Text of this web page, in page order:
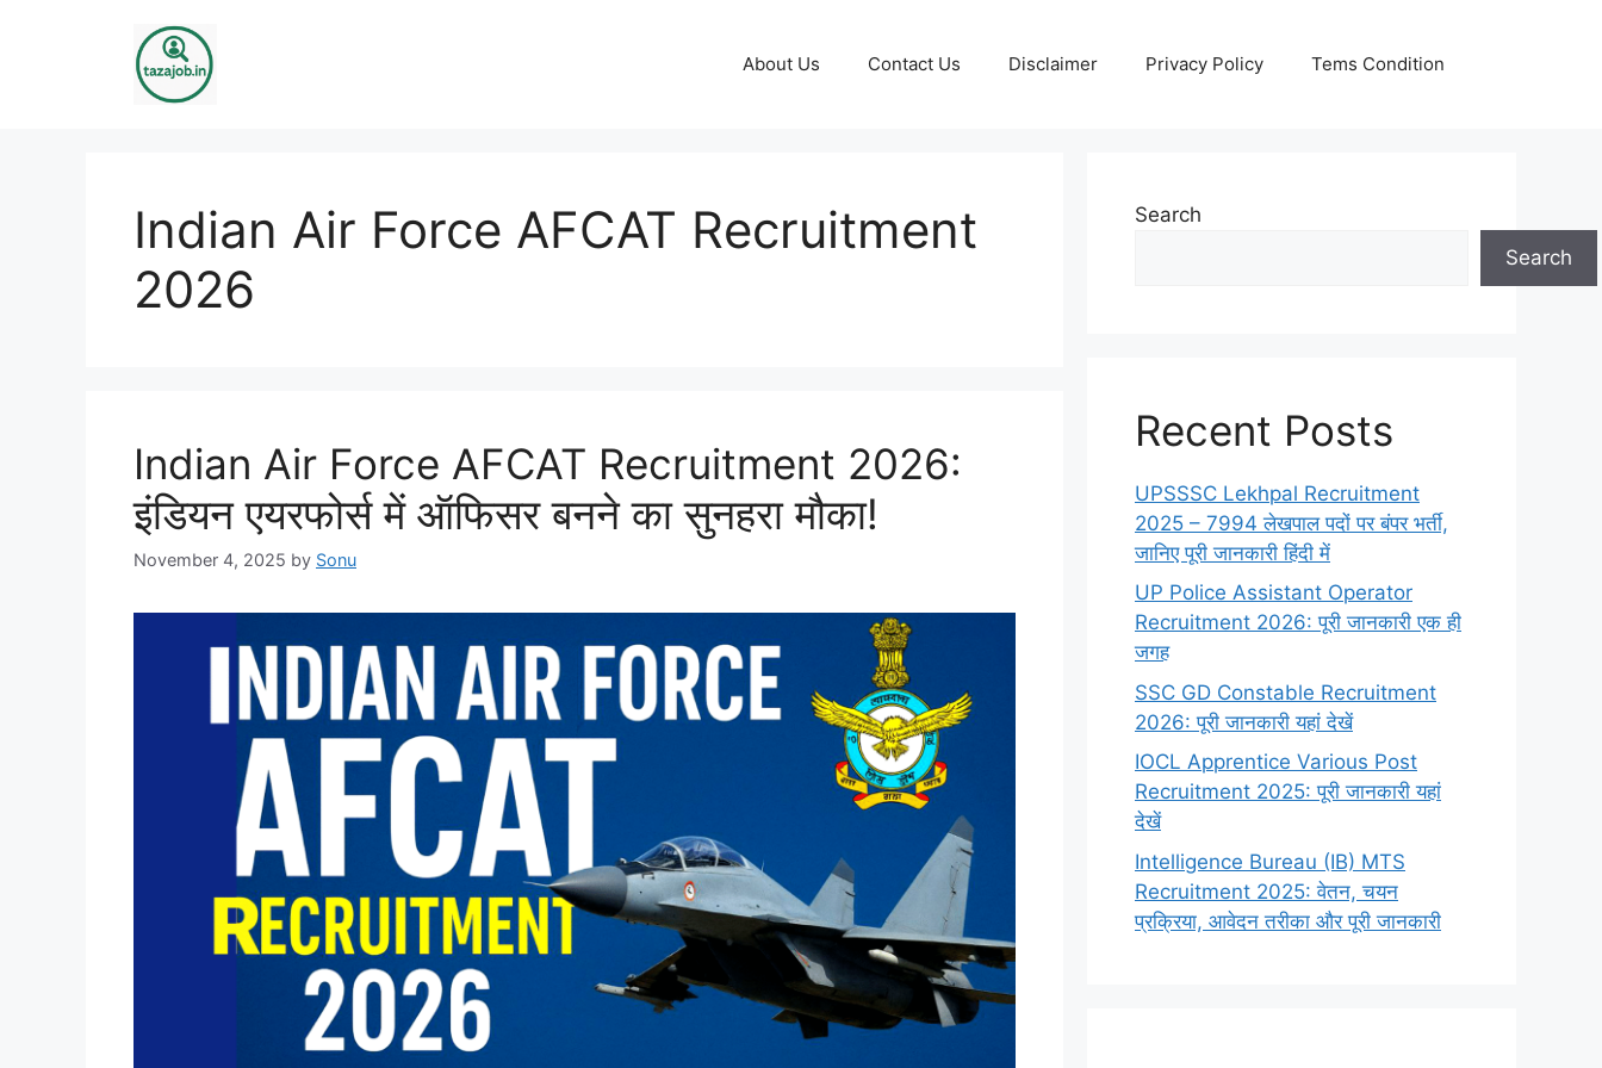
About Us Contact Us Disclaimer Privacy Policy Tems Condition
Indian Air Force AFCAT Recruitment
2026
Indian Air Force AFCAT Recruitment 2026:
इंडियन एयरफोर्स में ऑफिसर बनने का सुनहरा मौका!
November 4, 2025 by Sonu
Search
Search
Recent Posts
UPSSSC Lekhpal Recruitment
2025 – 7994 लेखपाल पदों पर बंपर भर्ती,
जानिए पूरी जानकारी हिंदी में
UP Police Assistant Operator
Recruitment 2026: पूरी जानकारी एक ही
जगह
SSC GD Constable Recruitment
2026: पूरी जानकारी यहां देखें
IOCL Apprentice Various Post
Recruitment 2025: पूरी जानकारी यहां
देखें
Intelligence Bureau (IB) MTS
Recruitment 2025: वेतन, चयन
प्रक्रिया, आवेदन तरीका और पूरी जानकारी